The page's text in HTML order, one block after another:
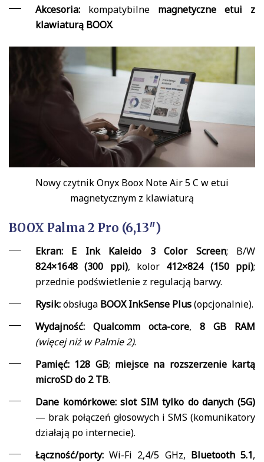
Akcesoria: kompatybilne magnetyczne etui z
klawiaturą BOOX.
Nowy czytnik Onyx Boox Note Air 5 C w etui
magnetycznym z klawiaturą
BOOX Palma 2 Pro (6,13″)
Ekran: E Ink Kaleido 3 Color Screen; B/W
824×1648 (300 ppi), kolor 412×824 (150 ppi);
przednie podświetlenie z regulacją barwy.
Rysik:obsługa BOOX InkSense Plus(opcjonalnie).
Wydajność:
Qualcomm octa-core, 8 GB RAM
(więcej niż w Palmie 2).
Pamięć: 128 GB; miejsce na rozszerzenie kartą
microSD do 2 TB.
Dane komórkowe: slot SIM tylko do danych (5G)
— brak połączeń głosowych i SMS (komunikatory
działają po internecie).
Łączność/porty: Wi-Fi 2,4/5 GHz, Bluetooth 5.1,